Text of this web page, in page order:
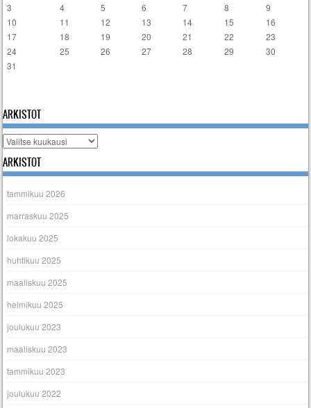
3
4 5 6 7 8
9
10
11 12 13 14 15
16
17
18 19 20 21 22
23
24
25 26 27 28 29
30
31
ARKISTOT
Arkistot
ARKISTOT
tammikuu 2026
marraskuu 2025
lokakuu 2025
huhtikuu 2025
maaliskuu 2025
helmikuu 2025
joulukuu 2023
maaliskuu 2023
tammikuu 2023
joulukuu 2022